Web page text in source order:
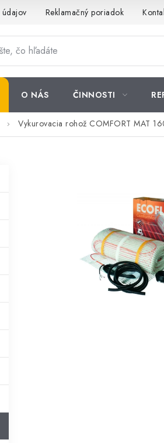
Reklamačný poriadok
O NÁS ČINNOSTI
Vykurovacia rohož COMFORT MAT